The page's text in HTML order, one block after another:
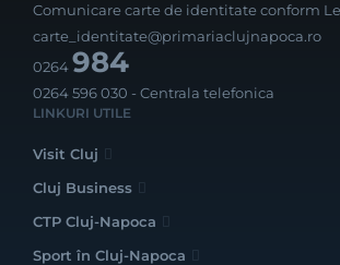
Comunicare carte de identitate conform
carte_identitate@primariaclujnapoca.ro
0264984
0264 596 030 - Centrala telefonica
LINKURI UTILE
Visit Cluj
Cluj Business
CTP Cluj-Napoca
Sport în Cluj-Napoca